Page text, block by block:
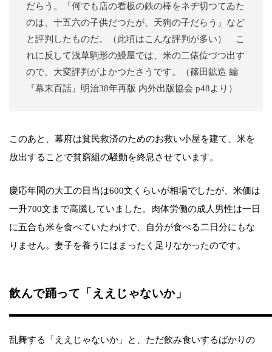
だらう。「何でも店の看板の鉄の棒をネヂ切つてゐた
のは、十五六の子供だつたが、天狗の子だらう」など
と評判したものだ。（此頃はこんな評判が多い） こ
れに反して浅草駒形の鰻屋では、米の二俵位づつ出す
ので、大変評判がよかつたさうです。（篠田鉱造 編
『幕末百話』明治38年再版 内外出版協会 p48より）
このあと、幕府は貧民救済のためのお救い小屋を建て、米を
放出することで貧窮組の騒動を終息させています。
慶応年間の大工の日当は600文くらいが相場でしたが、米価は
一升700文まで高騰していました。肉体労働の成人男性は一日
に五合も米を食べていたわけで、自分が食べる二日分にもな
りません。妻子を養うにはまったく足りなかったのです。
飲んで踊って「ええじゃないか」
乱舞する「ええじゃないか」と、ただ飲み食いするばかりの